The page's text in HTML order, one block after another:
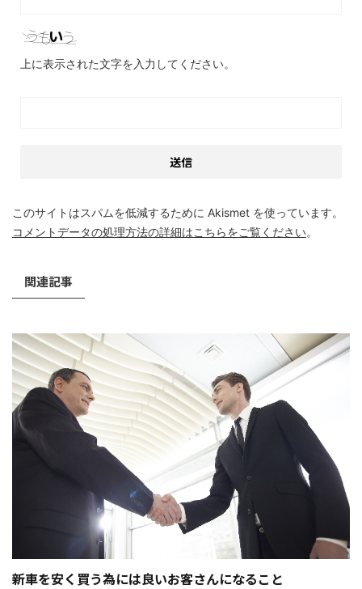
上に表示された文字を入力してください。
このサイトはスパムを低減するために Akismet を使っています。
コメントデータの処理方法の詳細はこちらをご覧ください。
関連記事
新車を安く買う為には良いお客さんになること